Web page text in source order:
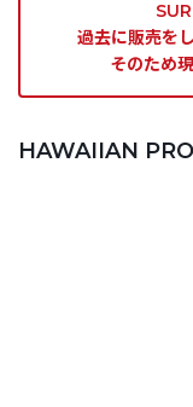
過去に販売を
そのため
HAWAIIAN